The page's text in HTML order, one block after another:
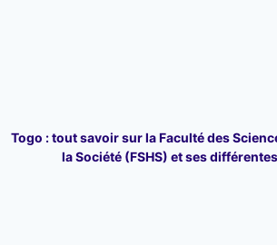
Togo : tout savoir sur la Faculté des
la Société (FSHS) et ses